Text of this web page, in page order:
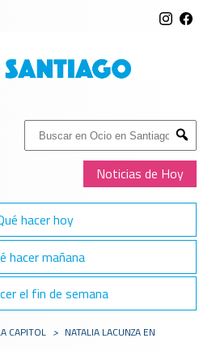
Buscar:
Submit
Noticias de Hoy
hacer hoy
hacer mañana
el fin de semana
CAPITOL > NATALIA LACUNZA EN